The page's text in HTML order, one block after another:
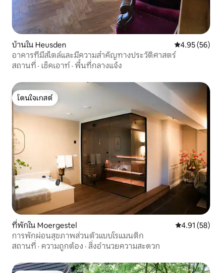
บ้านใน Heusden คะแนนเฉลี่ย
4.95 (56)
อาคารที่มีสไตล์และมีความสำคัญทางประวัติศาสตร์
สถานที่ · เช็คเอาท์ · พื้นที่กลางแจ้ง
โดนใจเกสต์
โดนใจเกสต์
ที่พักใน Moergestel คะแนนเฉลี่ย
4.91 (58)
การพักผ่อนสุขภาพส่วนตัวแบบโรแมนติก
สถานที่ · ความถูกต้อง · สิ่งอำนวยความสะดวก